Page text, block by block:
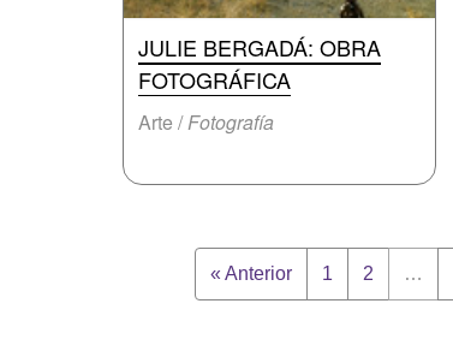
JULIE BERGADÁ: OBRA
FOTOGRÁFICA
Arte /Fotografía
« Anterior 1 2 …